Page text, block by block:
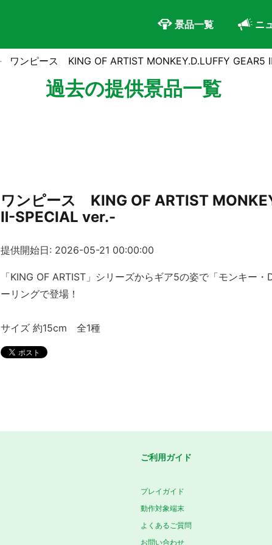
景品一覧 ニ
ワンピース KING OF ARTIST MONKEY.D.LUFFY GEAR5
過去の提供景品一覧
ワンピース KING OF ARTIST
Ⅱ-SPECIAL ver.-
提供開始日: 2026-05-21 00:00:00
「KING OF ARTIST」シリーズからギア5の姿で「モンキー
ーリングで登場！
サイズ 約15cm 全1種
ご利用ガイド
プレイガイド
動作対象端末
よくあるご質問
お問い合わせ